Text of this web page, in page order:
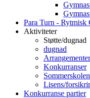
Para Turn -
Aktiviteter
Støtte/dugnad
dugnad
Arrangementer
Konkurranser
Sommerskolen
Lisens/
Konkurranse partier